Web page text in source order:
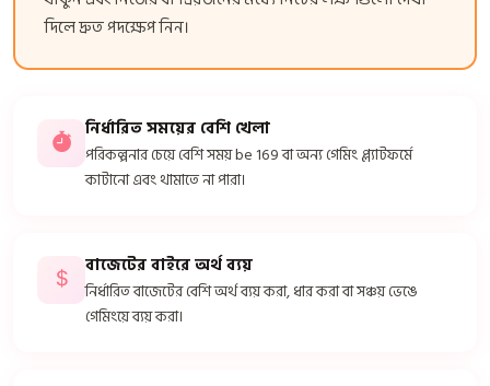
দিলে দ্রুত পদক্ষেপ নিন।
নির্ধারিত সময়ের বেশি খেলা
পরিকল্পনার চেয়ে বেশি সময় be 169 বা অন্য গেমিং প্ল্যাটফর্মে
কাটানো এবং থামাতে না পারা।
বাজেটের বাইরে অর্থ ব্যয়
নির্ধারিত বাজেটের বেশি অর্থ ব্যয় করা, ধার করা বা সঞ্চয় ভেঙে
গেমিংয়ে ব্যয় করা।